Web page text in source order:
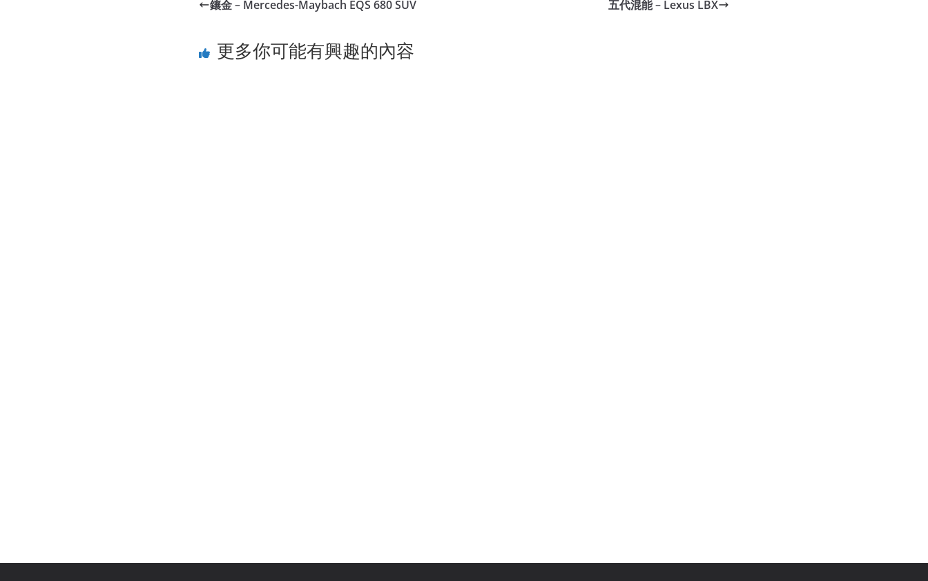
鑲金 – Mercedes-Maybach EQS 680 SUV 五代混能 – Lexus LBX
更多你可能有興趣的內容